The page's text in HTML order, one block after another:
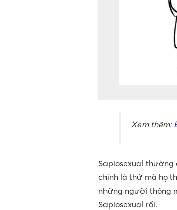
Xem thêm:
Sapiosexual thường
chính là thứ mà họ
những người thông
Sapiosexual rồi.